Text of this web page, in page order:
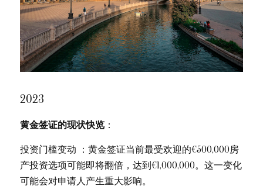
2023
黄金签证的现状快览 ：
投资门槛变动 ：黄金签证当前最受欢迎的€500,000房
产投资选项可能即将翻倍，达到€1,000,000。这一变化
可能会对申请人产生重大影响。